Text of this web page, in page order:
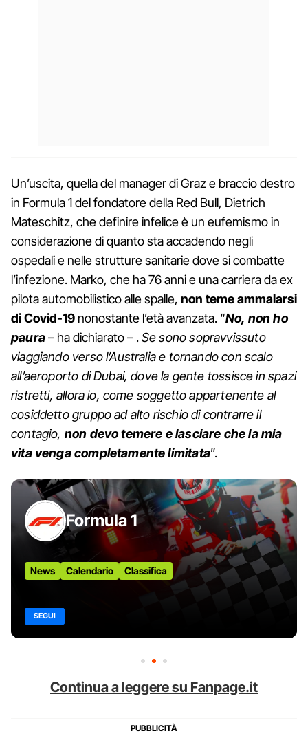
Un’uscita, quella del manager di Graz e braccio destro
in Formula 1 del fondatore della Red Bull, Dietrich
Mateschitz, che definire infelice è un eufemismo in
considerazione di quanto sta accadendo negli
ospedali e nelle strutture sanitarie dove si combatte
l’infezione. Marko, che ha 76 anni e una carriera da ex
pilota automobilistico alle spalle, non teme ammalarsi
di Covid-19 nonostante l’età avanzata. “No, non ho
paura– ha dichiarato – .Se sono sopravvissuto
viaggiando verso l’Australia e tornando con scalo
all’aeroporto di Dubai, dove la gente tossisce in spazi
ristretti, allora io, come soggetto appartenente al
cosiddetto gruppo ad alto rischio di contrarre il
contagio, non devo temere e lasciare che la mia
vita venga completamente limitata”.
Formula 1
News Calendario Classifica
SEGUI
Continua a leggere su Fanpage.it